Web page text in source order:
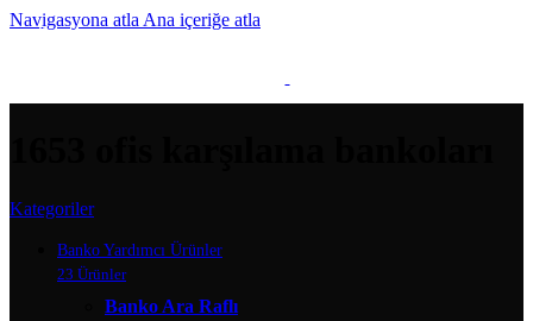
Navigasyona atla Ana içeriğe atla
MENÜ
Kategoriler
Banko Yardımcı Ürünler
23 Ürünler
Banko Ara Raflı